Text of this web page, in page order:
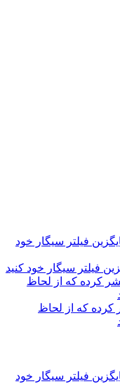
فیلتر سیگار خود کنید
کرده که از لحاظ